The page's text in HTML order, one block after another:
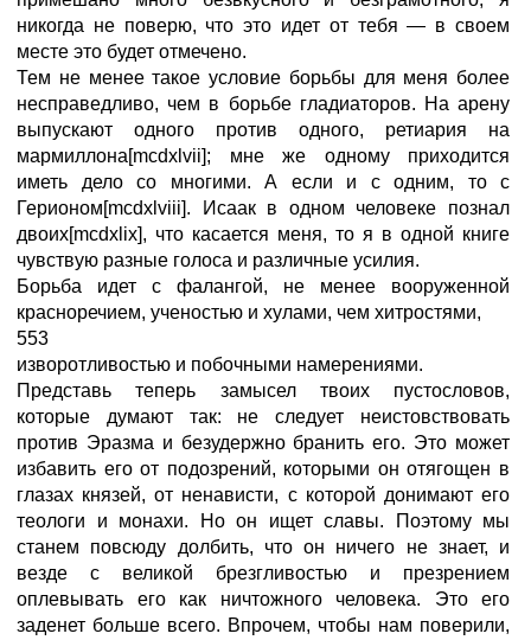
никогда не поверю, что это идет от тебя — в своем
месте это будет отмечено.
Тем не менее такое условие борьбы для меня более
несправедливо, чем в борьбе гладиаторов. На арену
выпускают одного против одного, ретиария на
мармиллона[mcdxlvii]; мне же одному приходится
иметь дело со многими. А если и с одним, то с
Герионом[mcdxlviii]. Исаак в одном человеке познал
двоих[mcdxlix], что касается меня, то я в одной книге
чувствую разные голоса и различные усилия.
Борьба идет с фалангой, не менее вооруженной
красноречием, ученостью и хулами, чем хитростями,
553
изворотливостью и побочными намерениями.
Представь теперь замысел твоих пустословов,
которые думают так: не следует неистовствовать
против Эразма и безудержно бранить его. Это может
избавить его от подозрений, которыми он отягощен в
глазах князей, от ненависти, с которой донимают его
теологи и монахи. Но он ищет славы. Поэтому мы
станем повсюду долбить, что он ничего не знает, и
везде с великой брезгливостью и презрением
оплевывать его как ничтожного человека. Это его
заденет больше всего. Впрочем, чтобы нам поверили,